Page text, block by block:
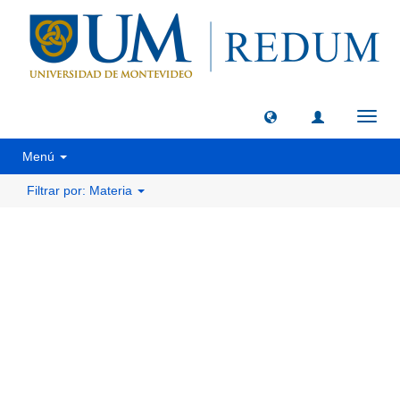
Menú
Filtrar por: Materia